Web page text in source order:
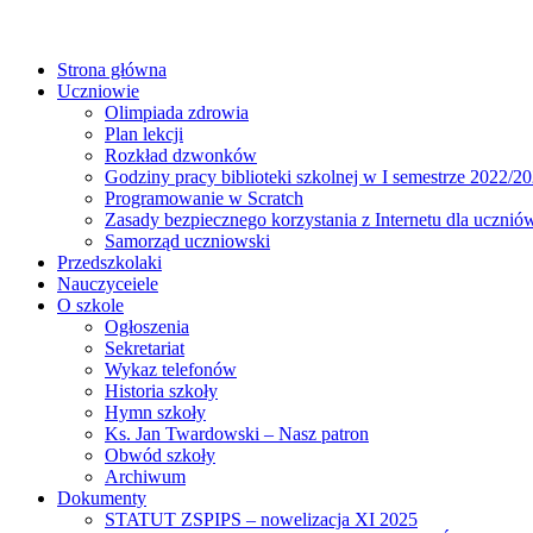
Strona główna
Uczniowie
Olimpiada zdrowia
Plan lekcji
Rozkład dzwonków
Godziny pracy biblioteki szkolnej w I semestrze 2022/
Programowanie w Scratch
Zasady bezpiecznego korzystania z Internetu dla
Samorząd uczniowski
Przedszkolaki
Nauczyceiele
O szkole
Ogłoszenia
Sekretariat
Wykaz telefonów
Historia szkoły
Hymn szkoły
Ks. Jan Twardowski – Nasz patron
Obwód szkoły
Archiwum
Dokumenty
STATUT ZSPIPS – nowelizacja XI 2025